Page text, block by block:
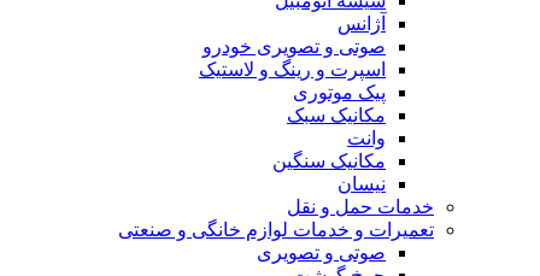
آژانس
صوتی و تصویری خودرو
اسپرت و رینگ و لاستیک
پیک موتوری
مکانیک سبک
وانت
مکانیک سنگین
نیسان
خدمات حمل و نقل
تعمیرات و خدمات لوازم خانگی و صنعتی
صوتی و تصویری